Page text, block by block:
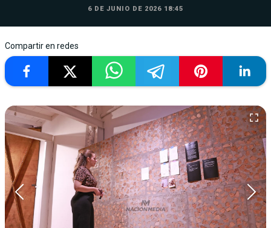
6 DE JUNIO DE 2026 18:45
Compartir en redes